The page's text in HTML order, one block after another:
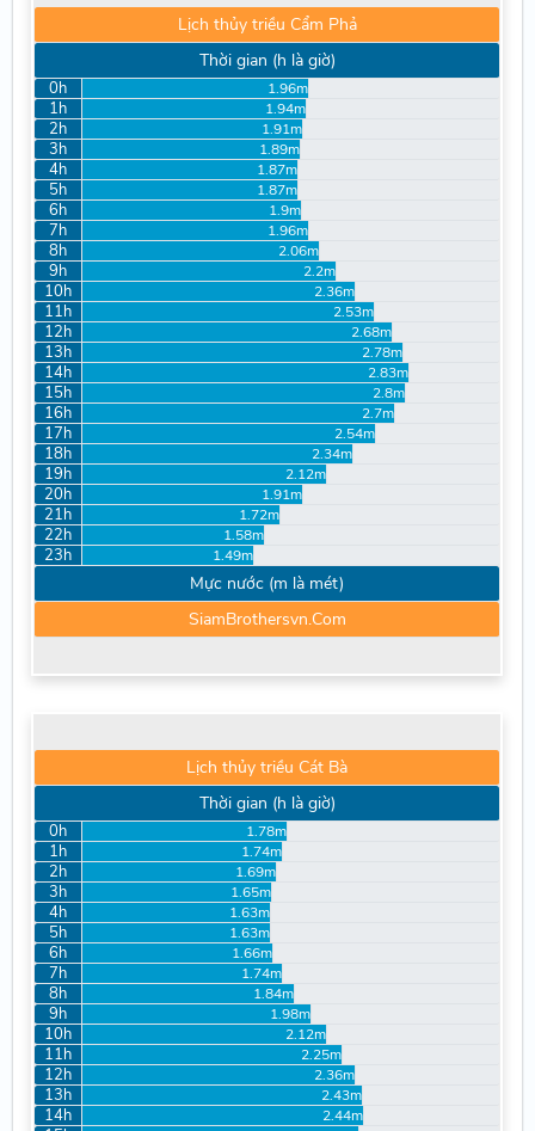
Lịch thủy triều Cẩm Phả
Thời gian (h là giờ)
0h 1.96m
1h 1.94m
2h 1.91m
3h 1.89m
4h 1.87m
5h 1.87m
6h 1.9m
7h 1.96m
8h 2.06m
9h 2.2m
10h 2.36m
11h 2.53m
12h 2.68m
13h 2.78m
14h 2.83m
15h 2.8m
16h 2.7m
17h 2.54m
18h 2.34m
19h 2.12m
20h 1.91m
21h 1.72m
22h 1.58m
23h 1.49m
Mực nước (m là mét)
SiamBrothersvn.Com
Lịch thủy triều Cát Bà
Thời gian (h là giờ)
0h 1.78m
1h 1.74m
2h 1.69m
3h 1.65m
4h 1.63m
5h 1.63m
6h 1.66m
7h 1.74m
8h 1.84m
9h 1.98m
10h 2.12m
11h 2.25m
12h 2.36m
13h 2.43m
14h 2.44m